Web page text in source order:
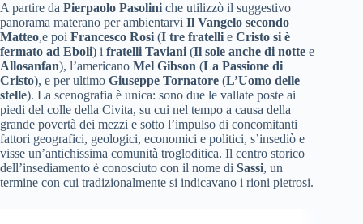
A partire da Pierpaolo Pasolini che utilizzò il suggestivo
panorama materano per ambientarvi Il Vangelo secondo
Matteo,e poi Francesco Rosi (I tre fratelli e Cristo si è
fermato ad Eboli) i fratelli Taviani (Il sole anche di notte e
Allosanfan), l’americano Mel Gibson (La Passione di
Cristo), e per ultimo Giuseppe Tornatore (L’Uomo delle
stelle). La scenografia è unica: sono due le vallate poste ai
piedi del colle della Civita, su cui nel tempo a causa della
grande povertà dei mezzi e sotto l’impulso di concomitanti
fattori geografici, geologici, economici e politici, s’insediò e
visse un’antichissima comunità trogloditica. Il centro storico
dell’insediamento è conosciuto con il nome di Sassi, un
termine con cui tradizionalmente si indicavano i rioni pietrosi.